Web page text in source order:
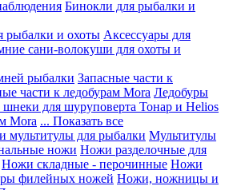
Бинокли для рыбалки и
рыбалки и охоты Аксессуары для
сани-волокуши для охоты и
рыбалки Запасные части к
части к ледобурам Mora Ледобуры
для шуруповерта Тонар и Helios
Mora ... Показать все
для рыбалки Мультитулы
ножи Ножи разделочные для
Ножи складные - перочинные Ножи
филейных ножей Ножи, ножницы и